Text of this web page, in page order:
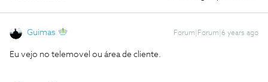
Guimas Forum|Forum|6 years ago
Eu vejo no telemovel ou área de cliente.